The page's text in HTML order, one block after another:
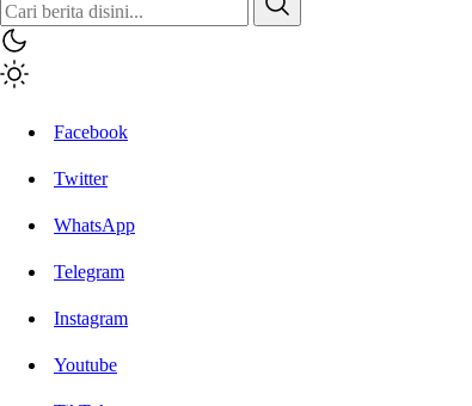
Inisiatif.co
Stay Connected Stay Informed
Facebook
Twitter
WhatsApp
Telegram
Instagram
Youtube